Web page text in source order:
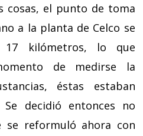
cosas, el punto de toma
a la planta de Celco se
17 kilómetros, lo que
de medirse la
éstas estaban
decidió entonces no
se reformuló ahora con